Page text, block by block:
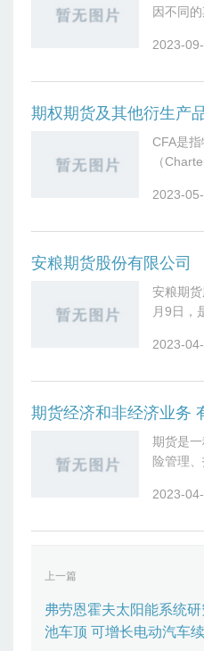
因不同
性、市场
2023-
期权期货及其他衍生产
CFA是
（
金融分析
2023-
安粮期货股份有限公司
安粮期
月9日，
部牌照业
2023-
期货经济和非经济业务
期货是
险管理
务两种类
2023-
上一篇
弗劳恩霍夫太阳能系统
池车顶 可增长电动汽车